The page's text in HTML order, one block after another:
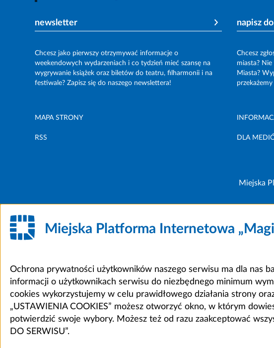
newsletter
Chcesz jako pierwszy otrzymywać informacje o
weekendowych wydarzeniach i co tydzień mieć szansę na
wygrywanie książek oraz biletów do teatru, filharmonii i na
festiwale? Zapisz się do naszego newslettera!
napisz
Chcesz
miasta? Nie
Miasta?
MAPA STRONY
RSS DLA
Miejska
Miejska Platforma Internetowa
Ochrona prywatności użytkowników naszego serwisu ma dla nas
informacji o użytkownikach serwisu do niezbędnego minimum
cookies wykorzystujemy w celu prawidłowego działania strony
„USTAWIENIA COOKIES” możesz otworzyć okno, w którym
potwierdzić swoje wybory. Możesz też od razu zaakceptować
DO SERWISU”.